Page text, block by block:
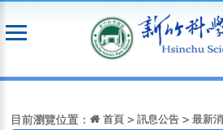
到
目前瀏覽位置： 首頁 >訊息公告 >最新